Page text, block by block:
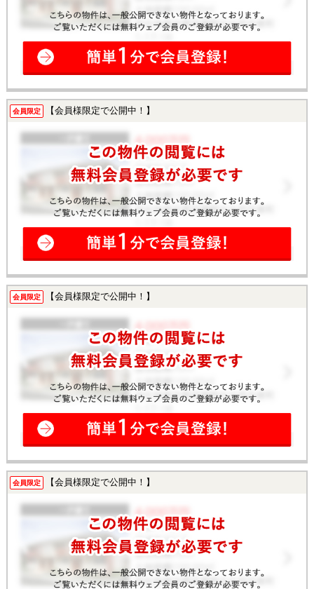
会員限定 【会員様限定で公開中！】
会員限定 【会員様限定で公開中！】
会員限定 【会員様限定で公開中！】